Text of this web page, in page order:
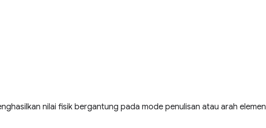
nilai fisik bergantung pada mode penulisan atau arah elemen